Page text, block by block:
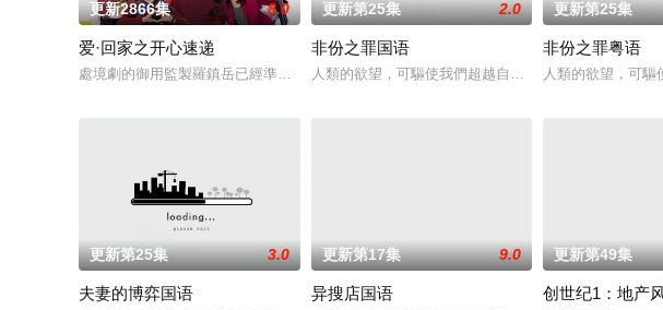
更新2866集 8.0
爱·回家之开心速递
處境劇的御用監製羅鎮岳已經準備開拍新一套處境劇，暫定叫《愛．回家之開心速遞》，「過
更新第25集 2.0
非份之罪国语
人類的欲望，可驅使我們超越自我，然而，當欲望失控
更新第25集
非份之罪粤语
人類的欲望，可驅
更新第25集 3.0
夫妻的博弈国语
更新第17集 9.0
异搜店国语
更新第49集
创世纪1：地产